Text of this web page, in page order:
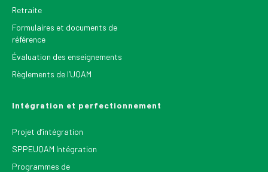
Retraite
Formulaires et documents de
référence
Évaluation des enseignements
Règlements de l’UQAM
Intégration et perfectionnement
Projet d’intégration
SPPEUQAM Intégration
Programmes de